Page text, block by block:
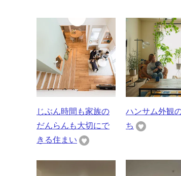
じぶん時間も家族の
だんらんも大切にで
きる住まい
ハンサム外観
ち